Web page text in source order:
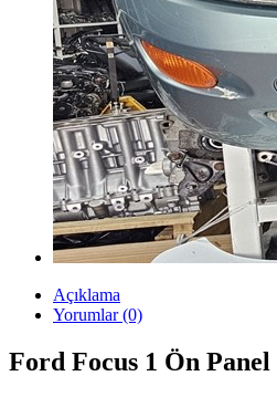
Açıklama
Yorumlar (0)
Ford Focus 1 Ön Panel